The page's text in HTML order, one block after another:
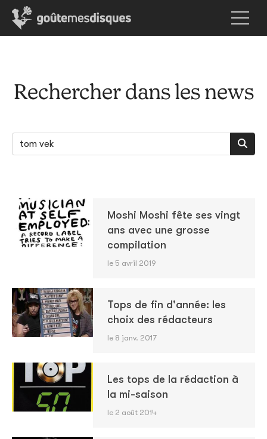
Rechercher dans les news
Moshi Moshi fête ses vingt
ans avec une grosse
compilation
le 5 avril 2019
Tops de fin d'année: les
choix des rédacteurs
le 8 janv. 2017
Les tops de la rédaction à
la mi-saison
le 2 août 2014